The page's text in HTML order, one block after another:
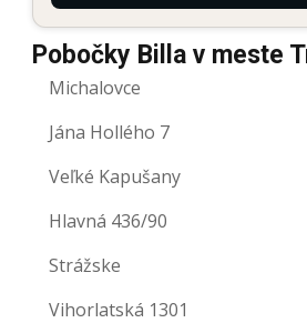
Pobočky Billa v meste
Michalovce
Jána Hollého 7
Veľké Kapušany
Hlavná 436/90
Strážske
Vihorlatská 1301